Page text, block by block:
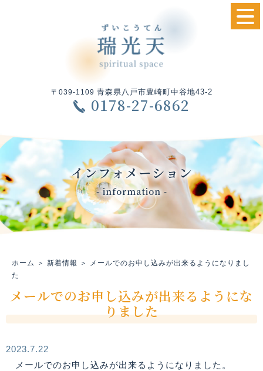
〒039-1109 青森県八戸市豊崎町中谷地43-2
0178-27-6862
インフォメーション
- information -
ホーム
＞ 新着情報 ＞ メールでのお申し込みが出来るようになりまし
た
メールでのお申し込みが出来るようにな
りました
2023.7.22
メールでのお申し込みが出来るようになりました。